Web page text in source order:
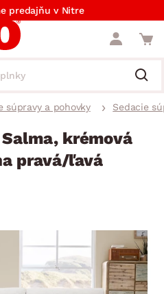
predajňu v Nitre
súpravy a pohovky Sedacie
krémová
pravá/ľavá